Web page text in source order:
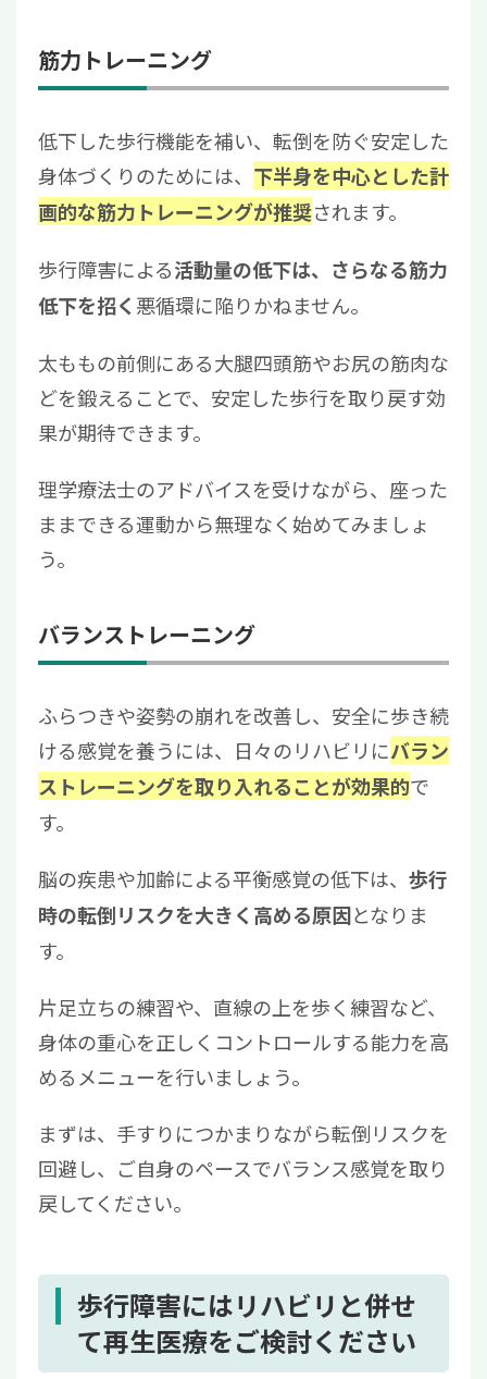
筋力トレーニング
低下した歩行機能を補い、転倒を防ぐ安定した
身体づくりのためには、 下半身を中心とした計
画的な筋力トレーニングが推奨されます。
歩行障害による活動量の低下は、さらなる筋力
低下を招く悪循環に陥りかねません。
太ももの前側にある大腿四頭筋やお尻の筋肉な
どを鍛えることで、安定した歩行を取り戻す効
果が期待できます。
理学療法士のアドバイスを受けながら、座った
ままできる運動から無理なく始めてみましょ
う。
バランストレーニング
ふらつきや姿勢の崩れを改善し、安全に歩き続
ける感覚を養うには、日々のリハビリにバラン
ストレーニングを取り入れることが効果的で
す。
脳の疾患や加齢による平衡感覚の低下は、 歩行
時の転倒リスクを大きく高める原因となりま
す。
片足立ちの練習や、直線の上を歩く練習など、
身体の重心を正しくコントロールする能力を高
めるメニューを行いましょう。
まずは、手すりにつかまりながら転倒リスクを
回避し、ご自身のペースでバランス感覚を取り
戻してください。
歩行障害にはリハビリと併せ
て再生医療をご検討ください